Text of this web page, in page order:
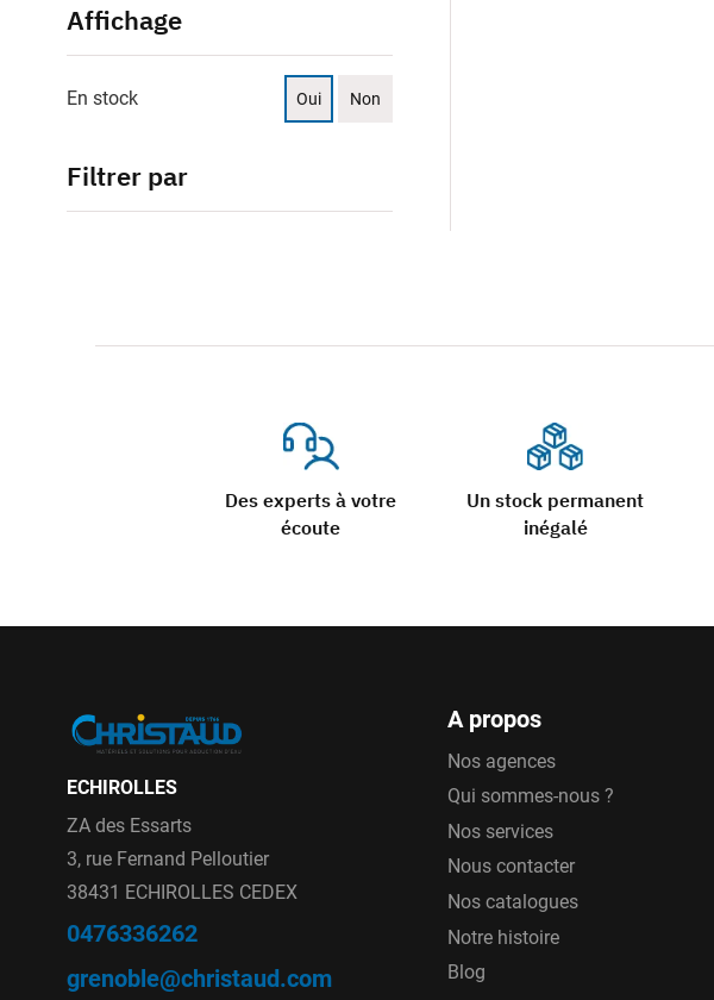
Affichage
En stock Oui Non
Filtrer par
Des experts à votre
écoute
Un stock permanent
inégalé
ECHIROLLES
ZA des Essarts
3, rue Fernand Pelloutier
38431 ECHIROLLES CEDEX
0476336262
grenoble@christaud.com
A propos
Nos agences
Qui sommes-nous ?
Nos services
Nous contacter
Nos catalogues
Notre histoire
Blog